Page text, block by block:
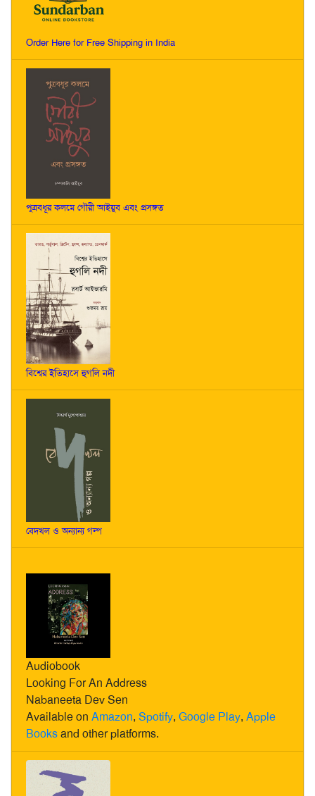
Order Here for Free Shipping in India
পুত্রবধূর কলমে গৌরী আইয়ুব এবং প্রসঙ্গত
বিশ্বের ইতিহাসে হুগলি নদী
বেদখল ও অন্যান্য গল্প
Audiobook
Looking For An Address
Nabaneeta Dev Sen
Available on Amazon, Spotify, Google Play, Apple
Booksand other platforms.